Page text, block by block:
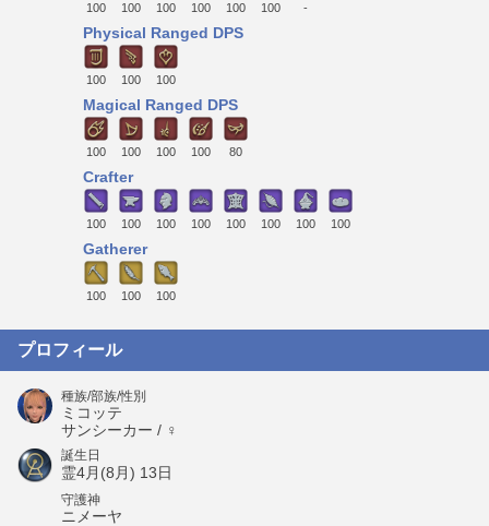
100 100 100 100 100 100 -
Physical Ranged DPS
100 100 100
Magical Ranged DPS
100 100 100 100 80
Crafter
100 100 100 100 100 100 100 100
Gatherer
100 100 100
プロフィール
種族/部族/性別
ミコッテ
サンシーカー / ♀
誕生日
霊4月(8月) 13日
守護神
ニメーヤ